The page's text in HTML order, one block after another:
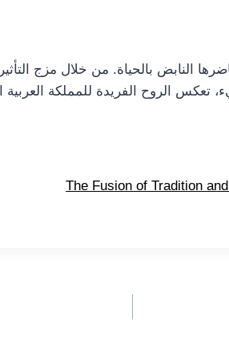
النابض بالحياة. من خلال مزج
الروح الفريدة للمملكة العربية
The Fusion of Tradition